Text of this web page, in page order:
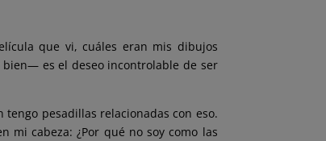
que vi, cuáles eran mis dibujos
es el deseo incontrolable de ser
pesadillas relacionadas con eso.
mi cabeza: ¿Por qué no soy como las